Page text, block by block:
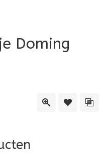
Quick ViewToevoegen
Doming